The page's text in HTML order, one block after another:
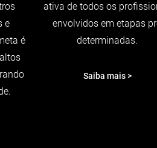
e
é
ativa de todos os
envolvidos em etapas
determinadas.
Saiba mais >